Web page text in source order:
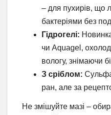
– для пухирів, що
бактеріями без
Гідрогелі:
чи Aquagel,
вологу, знімаючи
З сріблом:
ран, але за
Не змішуйте мазі –